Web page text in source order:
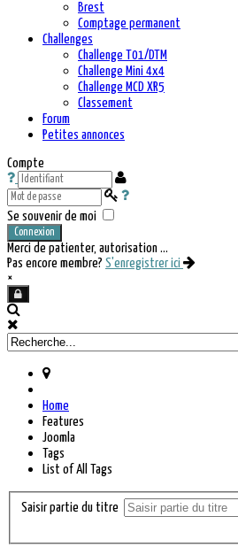
Brest
Comptage permanent
Challenges
Challenge T01/DTM
Challenge Mini 4x4
Challenge MCD XR5
Classement
Forum
Petites annonces
Compte
Se souvenir de moi
Connexion
Merci de patienter, autorisation ...
Pas encore membre? S'enregistrer ici
×
Home
Features
Joomla
Tags
List of All Tags
Saisir partie du titre